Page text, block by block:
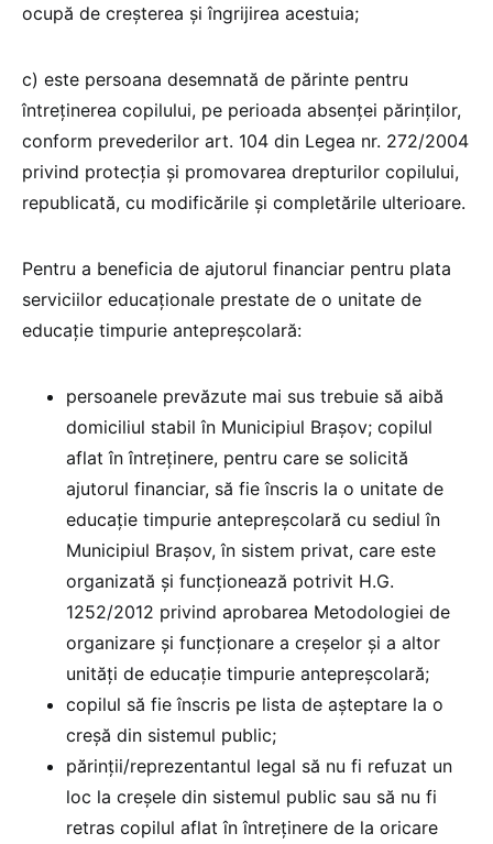
ocupă de creşterea şi îngrijirea acestuia;
c) este persoana desemnată de părinte pentru
întreţinerea copilului, pe perioada absenţei părinţilor,
conform prevederilor art. 104 din Legea nr. 272/2004
privind protecţia şi promovarea drepturilor copilului,
republicată, cu modificările şi completările ulterioare.
Pentru a beneficia de ajutorul financiar pentru plata
serviciilor educaționale prestate de o unitate de
educație timpurie antepreșcolară:
persoanele prevăzute mai sus trebuie să aibă
domiciliul stabil în Municipiul Brașov; copilul
aflat în întreținere, pentru care se solicită
ajutorul financiar, să fie înscris la o unitate de
educație timpurie antepreșcolară cu sediul în
Municipiul Brașov, în sistem privat, care este
organizată și funcționează potrivit H.G.
1252/2012 privind aprobarea Metodologiei de
organizare şi funcţionare a creşelor şi a altor
unităţi de educaţie timpurie antepreşcolară;
copilul să fie înscris pe lista de așteptare la o
creșă din sistemul public;
părinții/reprezentantul legal să nu fi refuzat un
loc la creșele din sistemul public sau să nu fi
retras copilul aflat în întreținere de la oricare